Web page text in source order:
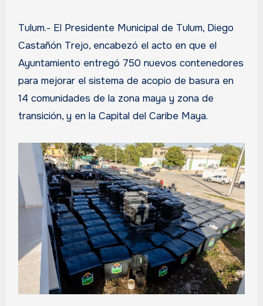
Tulum.- El Presidente Municipal de Tulum, Diego
Castañón Trejo, encabezó el acto en que el
Ayuntamiento entregó 750 nuevos contenedores
para mejorar el sistema de acopio de basura en
14 comunidades de la zona maya y zona de
transición, y en la Capital del Caribe Maya.